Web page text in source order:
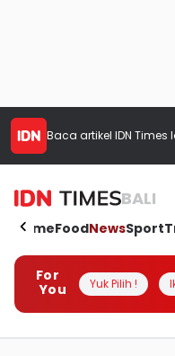
Baca artikel IDN Times
BALI
HomeFoodNewsSport
For
You
Yuk Pilih !